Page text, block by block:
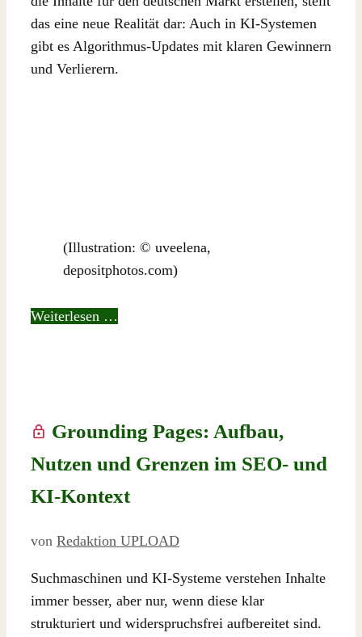
das eine neue Realität dar: Auch in KI-Systemen
gibt es Algorithmus-Updates mit klaren Gewinnern
und Verlierern.
(Illustration: © uveelena,
depositphotos.com)
Weiterlesen …
Grounding Pages: Aufbau,
Nutzen und Grenzen im SEO- und
KI-Kontext
von Redaktion UPLOAD
Suchmaschinen und KI-Systeme verstehen Inhalte
immer besser, aber nur, wenn diese klar
strukturiert und widerspruchsfrei aufbereitet sind.